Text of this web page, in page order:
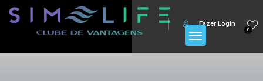
0
Fazer Login